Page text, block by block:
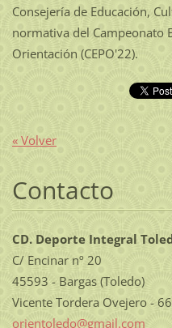
Consejería de Educación,
normativa del Campeonato
Orientación (CEPO'22).
« Volver
Contacto
CD. Deporte Integral
C/ Encinar nº 20
45593 - Bargas (Toledo)
Vicente Tordera Ovejero -
orientoledo@gmail.com